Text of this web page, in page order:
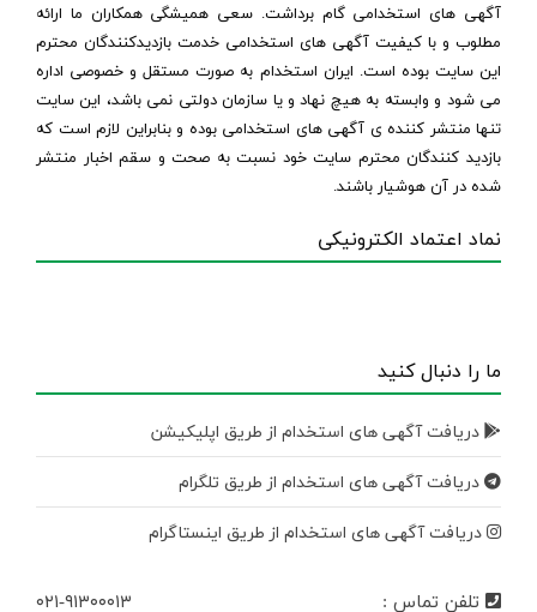
آگهی های استخدامی گام برداشت. سعی همیشگی همکاران ما ارائه
مطلوب و با کیفیت آگهی های استخدامی خدمت بازدیدکنندگان محترم
این سایت بوده است. ایران استخدام به صورت مستقل و خصوصی اداره
می شود و وابسته به هیچ نهاد و یا سازمان دولتی نمی باشد، این سایت
تنها منتشر کننده ی آگهی های استخدامی بوده و بنابراین لازم است که
بازدید کنندگان محترم سایت خود نسبت به صحت و سقم اخبار منتشر
شده در آن هوشیار باشند.
نماد اعتماد الکترونیکی
ما را دنبال کنید
دریافت آگهی های استخدام از طریق اپلیکیشن
دریافت آگهی های استخدام از طریق تلگرام
دریافت آگهی های استخدام از طریق اینستاگرام
تلفن تماس : ۰۲۱-۹۱۳۰۰۰۱۳